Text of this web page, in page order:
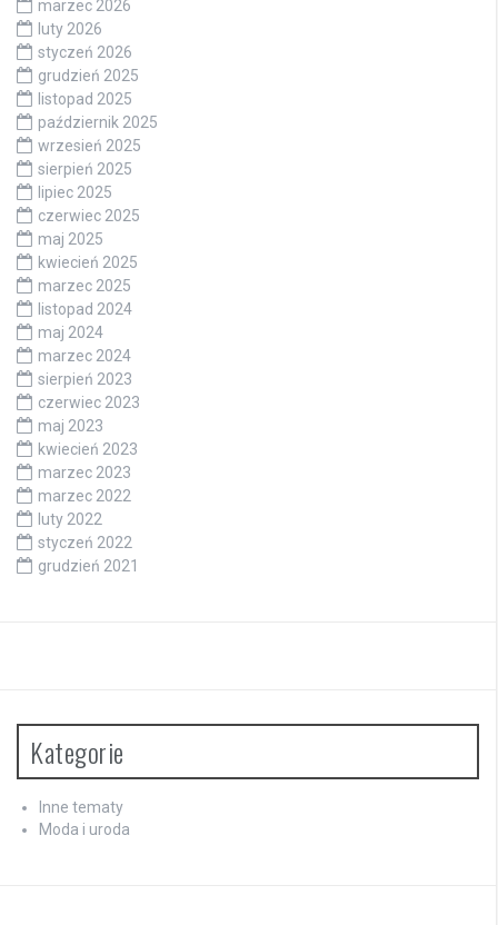
marzec 2026
luty 2026
styczeń 2026
grudzień 2025
listopad 2025
październik 2025
wrzesień 2025
sierpień 2025
lipiec 2025
czerwiec 2025
maj 2025
kwiecień 2025
marzec 2025
listopad 2024
maj 2024
marzec 2024
sierpień 2023
czerwiec 2023
maj 2023
kwiecień 2023
marzec 2023
marzec 2022
luty 2022
styczeń 2022
grudzień 2021
Kategorie
Inne tematy
Moda i uroda